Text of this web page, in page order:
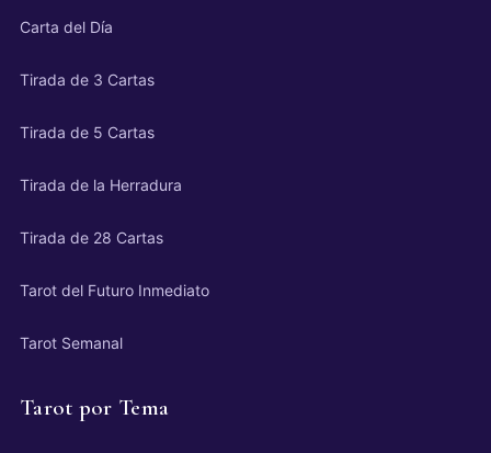
Carta del Día
Tirada de 3 Cartas
Tirada de 5 Cartas
Tirada de la Herradura
Tirada de 28 Cartas
Tarot del Futuro Inmediato
Tarot Semanal
Tarot por Tema